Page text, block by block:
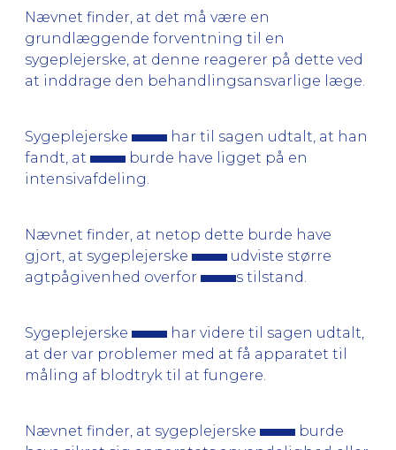
Nævnet finder, at det må være en
grundlæggende forventning til en
sygeplejerske, at denne reagerer på dette ved
at inddrage den behandlingsansvarlige læge.
Sygeplejerske
har til sagen udtalt, at han
fandt, at
burde have ligget på en
intensivafdeling.
Nævnet finder, at netop dette burde have
gjort, at sygeplejerske
udviste større
agtpågivenhed overfor
s tilstand.
Sygeplejerske
har videre til sagen udtalt,
at der var problemer med at få apparatet til
måling af blodtryk til at fungere.
Nævnet finder, at sygeplejerske
burde